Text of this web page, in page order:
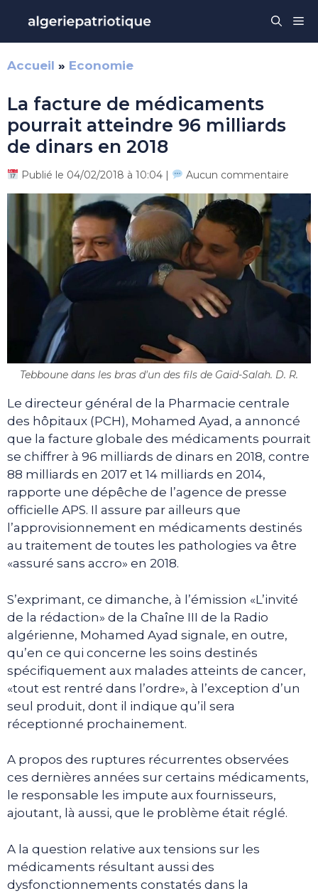
contenu
Accueil » Economie
La facture de médicaments
pourrait atteindre 96 milliards
de dinars en 2018
Publié le 04/02/2018 à 10:04 | Aucun commentaire
Tebboune dans les bras d'un des fils de Gaïd-Salah. D. R.
Le directeur général de la Pharmacie centrale
des hôpitaux (PCH), Mohamed Ayad, a annoncé
que la facture globale des médicaments pourrait
se chiffrer à 96 milliards de dinars en 2018, contre
88 milliards en 2017 et 14 milliards en 2014,
rapporte une dépêche de l’agence de presse
officielle APS. Il assure par ailleurs que
l’approvisionnement en médicaments destinés
au traitement de toutes les pathologies va être
«assuré sans accro» en 2018.
S’exprimant, ce dimanche, à l’émission «L’invité
de la rédaction» de la Chaîne III de la Radio
algérienne, Mohamed Ayad signale, en outre,
qu’en ce qui concerne les soins destinés
spécifiquement aux malades atteints de cancer,
«tout est rentré dans l’ordre», à l’exception d’un
seul produit, dont il indique qu’il sera
réceptionné prochainement.
A propos des ruptures récurrentes observées
ces dernières années sur certains médicaments,
le responsable les impute aux fournisseurs,
ajoutant, là aussi, que le problème était réglé.
A la question relative aux tensions sur les
médicaments résultant aussi des
dysfonctionnements constatés dans la